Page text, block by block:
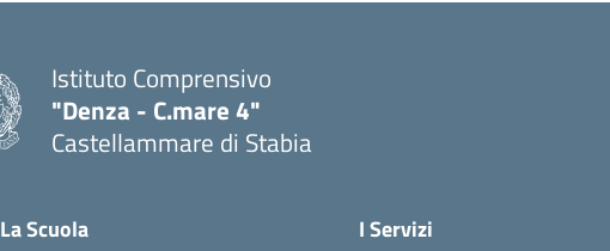
Istituto Comprensivo
"Denza - C.mare 4"
Castellammare di Stabia
La Scuola I Servizi